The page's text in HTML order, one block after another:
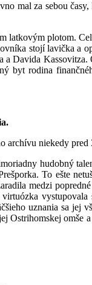
mal za sebou
latkovým plotom.
stojí lavička a
Davida
rodina
archívu niekedy pred
hudobný
To ešte
medzi
vystupovala
uznania sa jej
omše